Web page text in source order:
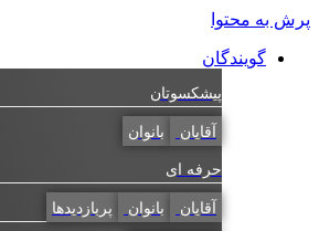
پرش به محتوا
گویندگان
پیشکسوتان
آقایان بانوان
حرفه ای
آقایان بانوان پربازدیدها